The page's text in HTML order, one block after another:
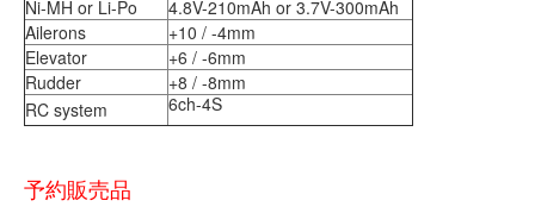
Ni-MH or Li-Po
4.8V-210mAh or 3.7V-300mAh
Ailerons
+10 / -4mm
Elevator
+6 / -6mm
Rudder
+8 / -8mm
RC system
6ch-4S
予約販売品